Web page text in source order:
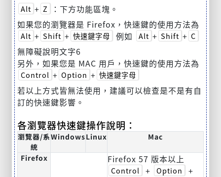
Alt + Z
：下方功能區塊。
如果您的瀏覽器是 Firefox，快速鍵的使用方法為
Alt + Shift + 快速鍵字母 例如 Alt + Shift + C
無障礙說明文字6
另外，如果您是 MAC 用戶，快速鍵的使用方法為
Control + Option + 快速鍵字母
若以上方式皆無法使用，建議可以檢查是不是有自
訂的快速鍵影響。
各瀏覽器快速鍵操作說明：
瀏覽器/系
統
WindowsLinux Mac
Firefox Firefox 57 版本以上
Control + Option +